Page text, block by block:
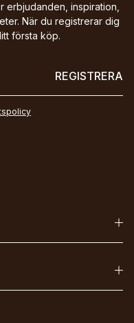
inspiration,
När du registrerar dig
första köp.
REGISTRERA